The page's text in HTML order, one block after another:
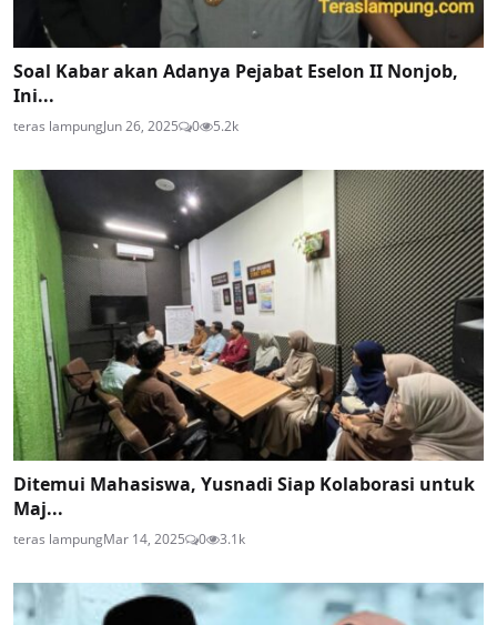
Soal Kabar akan Adanya Pejabat Eselon II Nonjob,
Ini...
teras lampungJun 26, 2025 0 5.2k
Ditemui Mahasiswa, Yusnadi Siap Kolaborasi untuk
Maj...
teras lampungMar 14, 2025 0 3.1k